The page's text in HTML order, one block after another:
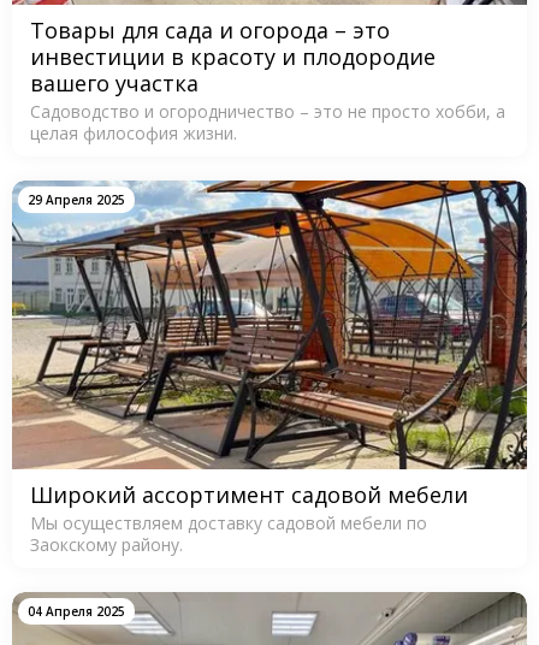
Товары для сада и огорода – это
инвестиции в красоту и плодородие
вашего участка
Садоводство и огородничество – это не просто хобби, а
целая философия жизни.
29 Апреля 2025
Широкий ассортимент садовой мебели
Мы осуществляем доставку садовой мебели по
Заокскому району.
04 Апреля 2025